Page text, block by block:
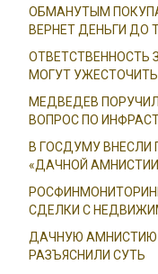
ОБМАНУТЫМ
ВЕРНЕТ ДЕНЬГИ
ОТВЕТСТВЕННОСТЬ
МОГУТ
МЕДВЕДЕВ
ВОПРОС ПО
В ГОСДУМУ ВНЕСЛИ
«ДАЧНОЙ
СДЕЛКИ С
ДАЧНУЮ
РАЗЪЯСНИЛИ СУТЬ